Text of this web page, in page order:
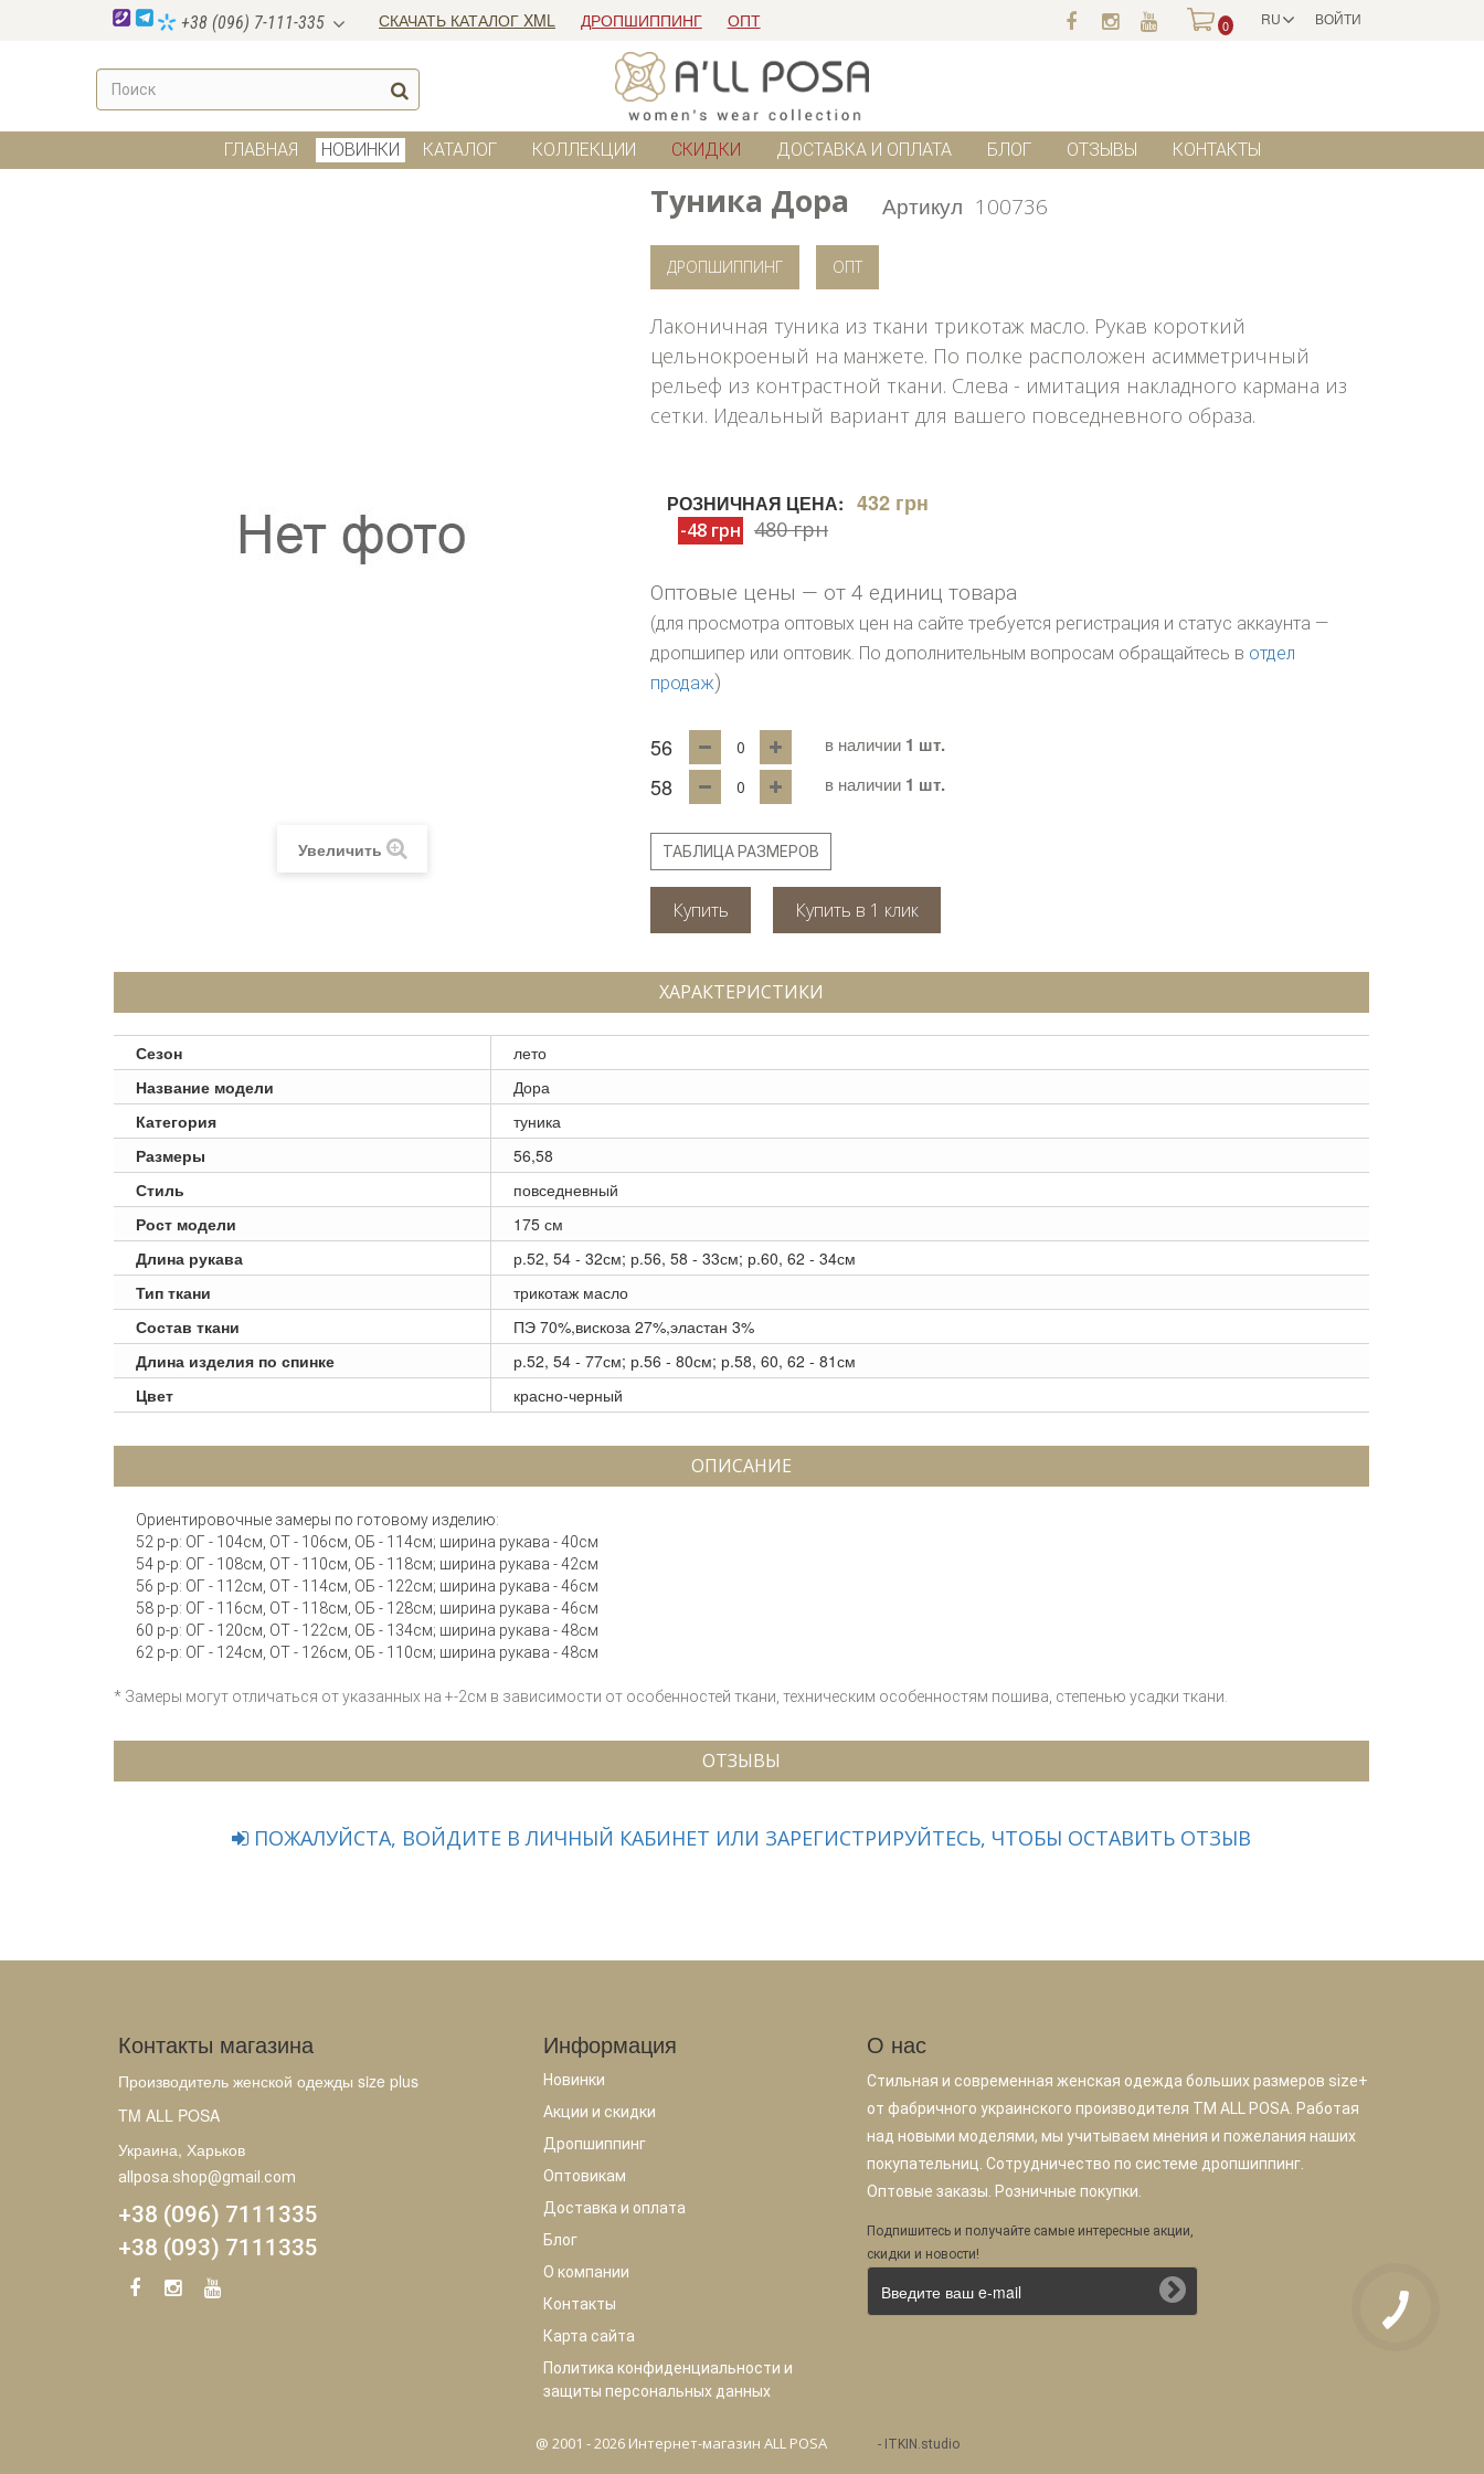
ВОЙТИ
RU
+38 (096) 7-111-335 СКАЧАТЬ КАТАЛОГ XML ДРОПШИППИНГ ОПТ 0
ГЛАВНАЯ НОВИНКИ КАТАЛОГ КОЛЛЕКЦИИ СКИДКИ ДОСТАВКА И ОПЛАТА БЛОГ ОТЗЫВЫ КОНТАКТЫ
Увеличить
Туника Дора Артикул 100736
ДРОПШИППИНГ ОПТ
Лаконичная туника из ткани трикотаж масло. Рукав короткий
цельнокроеный на манжете. По полке расположен асимметричный
рельеф из контрастной ткани. Слева - имитация накладного кармана из
сетки. Идеальный вариант для вашего повседневного образа.
РОЗНИЧНАЯ ЦЕНА: 432 грн
-48 грн 480 грн
Оптовые цены — от 4 единиц товара
(для просмотра оптовых цен на сайте требуется регистрация и статус аккаунта —
дропшипер или оптовик. По дополнительным вопросам обращайтесь в отдел
продаж)
56 в наличии 1 шт.
58 в наличии 1 шт.
ТАБЛИЦА РАЗМЕРОВ
Купить
ХАРАКТЕРИСТИКИ
Сезон
лето
Название модели
Дора
Категория
туника
Размеры
56,58
Стиль
повседневный
Рост модели
175 см
Длина рукава
р.52, 54 - 32см; р.56, 58 - 33см; р.60, 62 - 34см
Тип ткани
трикотаж масло
Состав ткани
ПЭ 70%,вискоза 27%,эластан 3%
Длина изделия по спинке
р.52, 54 - 77см; р.56 - 80см; р.58, 60, 62 - 81см
Цвет
красно-черный
ОПИСАНИЕ
Ориентировочные замеры по готовому изделию:
52 р-р: ОГ - 104см, ОТ - 106см, ОБ - 114см; ширина рукава - 40см
54 р-р: ОГ - 108см, ОТ - 110см, ОБ - 118см; ширина рукава - 42см
56 р-р: ОГ - 112см, ОТ - 114см, ОБ - 122см; ширина рукава - 46см
58 р-р: ОГ - 116см, ОТ - 118см, ОБ - 128см; ширина рукава - 46см
60 р-р: ОГ - 120см, ОТ - 122см, ОБ - 134см; ширина рукава - 48см
62 р-р: ОГ - 124см, ОТ - 126см, ОБ - 110см; ширина рукава - 48см
* Замеры могут отличаться от указанных на +-2см в зависимости от особенностей ткани, техническим особенностям пошива, степенью усадки ткани.
ОТЗЫВЫ
ПОЖАЛУЙСТА, ВОЙДИТЕ В ЛИЧНЫЙ КАБИНЕТ ИЛИ ЗАРЕГИСТРИРУЙТЕСЬ, ЧТОБЫ ОСТАВИТЬ ОТЗЫВ
Контакты магазина
Производитель женской одежды size plus
TM ALL POSA
Украина, Харьков
allposa.shop@gmail.com
+38 (096) 7111335
+38 (093) 7111335
Информация
Новинки
Акции и скидки
Дропшиппинг
Оптовикам
Доставка и оплата
Блог
О компании
Контакты
Карта сайта
Политика конфиденциальности и
защиты персональных данных
О нас
Стильная и современная женская одежда больших размеров size+
от фабричного украинского производителя TM ALL POSA. Работая
над новыми моделями, мы учитываем мнения и пожелания наших
покупательниц. Сотрудничество по системе дропшиппинг.
Оптовые заказы. Розничные покупки.
Подпишитесь и получайте самые интересные акции,
скидки и новости!
@ 2001 - 2026 Интернет-магазин ALL POSA - ITKIN.studio